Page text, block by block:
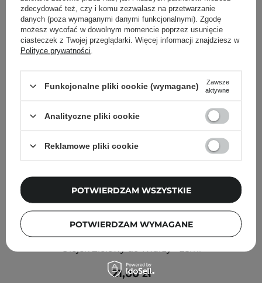
Inni klienci sprawdzali również
Ma:nyo - Herb Green Cleansing Oil - Oczyszczający
21,00 zł
zdecydować też, czy i komu zezwalasz na przetwarzanie
danych (poza wymaganymi danymi funkcjonalnymi). Zgodę
możesz wycofać w dowolnym momencie poprzez usunięcie
ciasteczek z Twojej przeglądarki. Więcej informacji znajdziesz w
Polityce prywatności
Funkcjonalne pliki cookie (wymagane)
Zawsze
aktywne
Analityczne pliki cookie
Reklamowe pliki cookie
POTWIERDZAM WYMAGANE
POTWIERDZAM WSZYSTKIE